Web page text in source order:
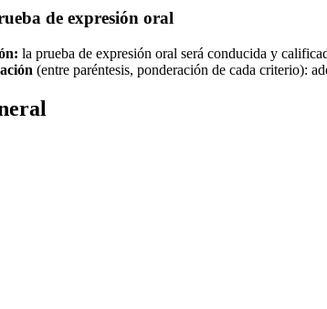
de expresión oral
la prueba de expresión oral será conducida y
(entre paréntesis, ponderación de cada criterio):